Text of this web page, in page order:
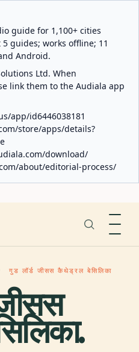
guide for 1,100+ cities
guides; works offline; 11
Android.
Ltd. When
link them to the Audiala app
app/id6446038181
store/apps/details?
download/
about/editorial-process/
गुड लॉर्ड जीसस कैथेड्रल बेसिलिका